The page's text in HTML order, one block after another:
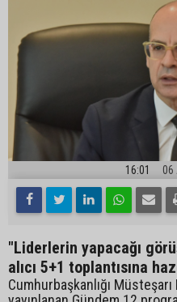
16:01 06
"Liderlerin yapacağı
alıcı 5+1 toplantısına
Cumhurbaşkanlığı Müsteşarı